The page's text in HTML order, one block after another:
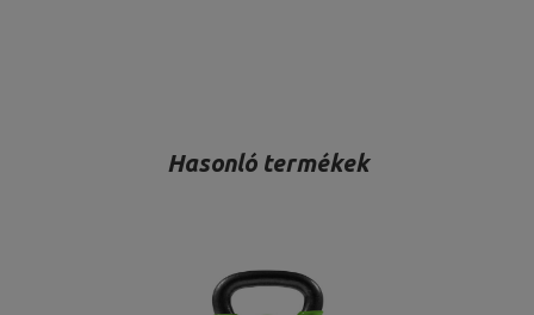
Hasonló termékek